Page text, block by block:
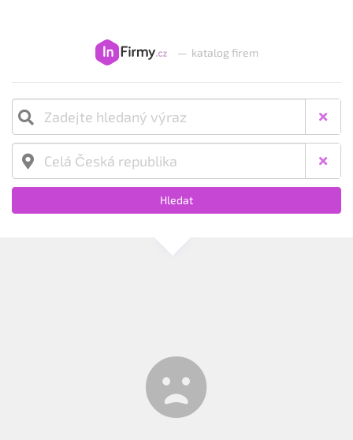
— katalog firem
Hledat